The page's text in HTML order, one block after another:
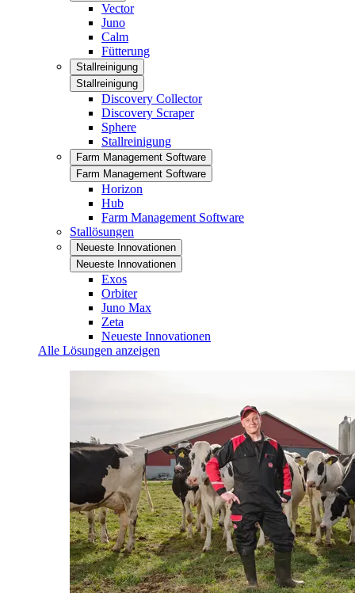
Vector
Juno
Calm
Fütterung
Stallreinigung
Stallreinigung
Discovery Collector
Discovery Scraper
Sphere
Stallreinigung
Farm Management Software
Farm Management Software
Horizon
Hub
Farm Management Software
Stallösungen
Neueste Innovationen
Neueste Innovationen
Exos
Orbiter
Juno Max
Zeta
Neueste Innovationen
Alle Lösungen anzeigen